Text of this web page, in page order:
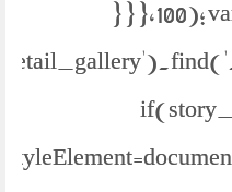
} } },100);